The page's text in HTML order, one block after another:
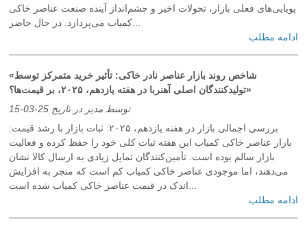
پویایی‌های فعلی بازار، تحولات اخیر و چشم‌انداز آینده صنعت عناصر خاکی
ادامه مطلب
«شاخص روند بازار عناصر نادر خاکی: تأثیر خرید متمرکز توسط
تولیدکنندگان اصلی آهنربا در هفته یازدهم، ۲۰۲۵، بر قیمت‌ها؟»
توسط مدیر در تاریخ 25-03-15
بررسی اجمالی بازار در هفته یازدهم، ۲۰۲۵: ثبات بازار با رشد قیمت:
بازار عناصر خاکی کمیاب این هفته ثبات کلی خود را حفظ کرده و فعالیت
بازار سالم بوده است. تأمین‌کنندگان تمایل زیادی به ارسال کالا نشان
می‌دهند، اما موجودی عناصر خاکی کمیاب کم است که منجر به افزایش
ادامه مطلب